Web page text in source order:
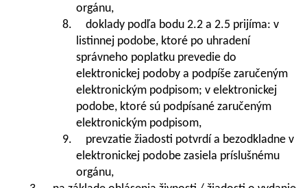
orgánu,
8. doklady podľa bodu 2.2 a 2.5 prijíma: v
listinnej podobe, ktoré po uhradení
správneho poplatku prevedie do
elektronickej podoby a podpíše zaručeným
elektronickým podpisom; v elektronickej
podobe, ktoré sú podpísané zaručeným
elektronickým podpisom,
9. prevzatie žiadosti potvrdí a bezodkladne v
elektronickej podobe zasiela príslušnému
orgánu,